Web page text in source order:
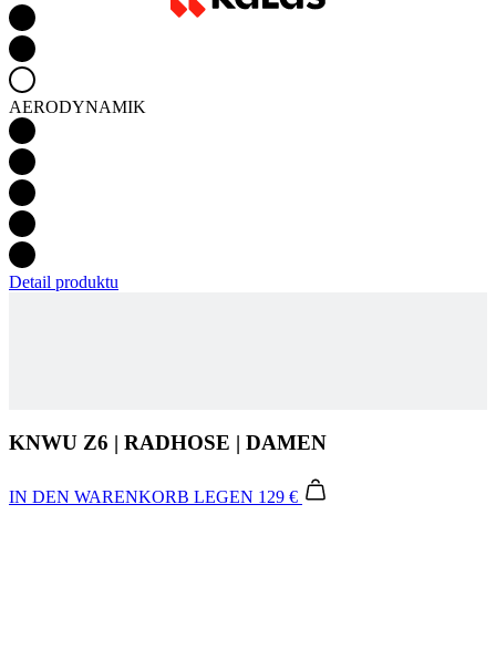
AERODYNAMIK
Detail produktu
KNWU Z6 | RADHOSE | DAMEN
IN DEN WARENKORB LEGEN 129 €